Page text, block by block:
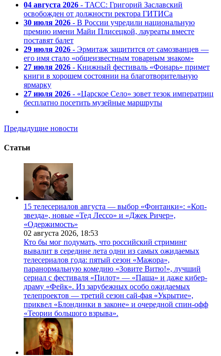
04 августа 2026 - ТАСС: Григорий Заславский
освобожден от должности ректора ГИТИСа
30 июля 2026 - В России учредили национальную
премию имени Майи Плисецкой, лауреаты вместе
поставят балет
29 июля 2026 - Эрмитаж защитится от самозванцев —
его имя стало «общеизвестным товарным знаком»
27 июля 2026 - Книжный фестиваль «Фонарь» примет
книги в хорошем состоянии на благотворительную
ярмарку
27 июля 2026 - «Царское Село» зовет тезок императриц
бесплатно посетить музейные маршруты
Предыдущие новости
Статьи
15 телесериалов августа — выбор «Фонтанки»: «Коп-
звезда», новые «Тед Лессо» и «Джек Ричер»,
«Одержимость»
02 августа 2026, 18:53
Кто бы мог подумать, что российский стриминг
вывалит в середине лета одни из самых ожидаемых
телесериалов года: пятый сезон «Мажора»,
паранормальную комедию «Зовите Витю!», лучший
сериал с фестиваля «Пилот» — «Паша» и даже кибер-
драму «Фейк». Из зарубежных особо ожидаемых
телепроектов — третий сезон сай-фая «Укрытие»,
приквел «Блондинки в законе» и очередной спин-офф
«Теории большого взрыва».